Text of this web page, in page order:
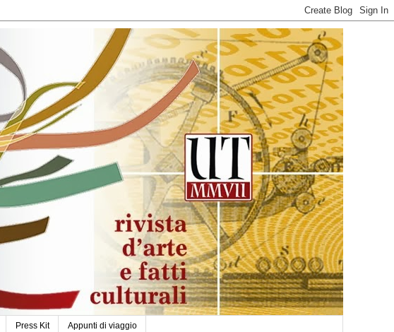
Press Kit Appunti di viaggio